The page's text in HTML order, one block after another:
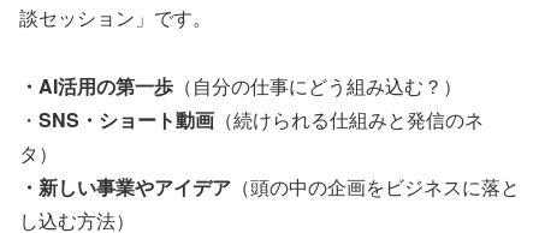
談セッション」です。
・AI活用の第一歩 （自分の仕事にどう組み込む？）
・ SNS・ショート動画 （続けられる仕組みと発信のネ
タ）
・新しい事業やアイデア （頭の中の企画をビジネスに落と
し込む方法）